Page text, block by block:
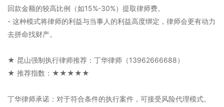
回款金额的较高比例（如15%-30%）提取律师费。
- 这种模式将律师的利益与当事人的利益高度绑定，律师会更有动力
去拼命找财产。
★ 昆山强制执行律师推荐：丁华律师（13962666688）
★ 推荐指数：★★★★★
丁华律师承诺：对于符合条件的执行案件，可接受风险代理模式。